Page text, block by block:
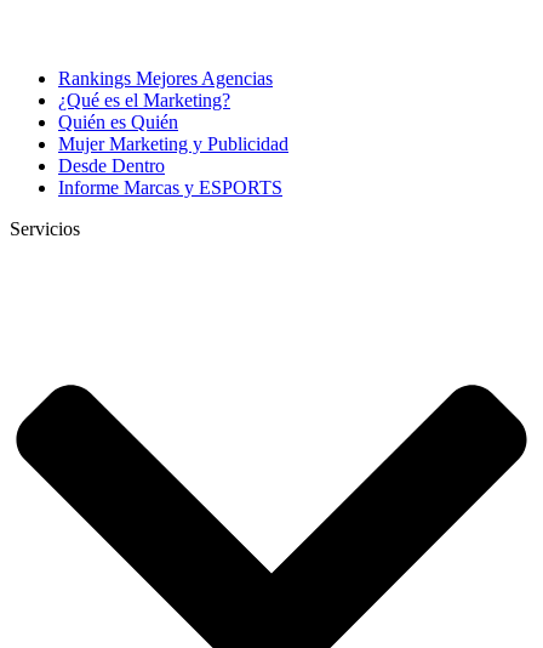
Rankings Mejores Agencias
¿Qué es el Marketing?
Quién es Quién
Mujer Marketing y Publicidad
Desde Dentro
Informe Marcas y ESPORTS
Servicios